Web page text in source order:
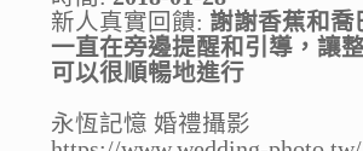
新人真實回饋: 謝謝香蕉和喬
一直在旁邊提醒和引導，讓
可以很順暢地進行
永恆記憶 婚禮攝影